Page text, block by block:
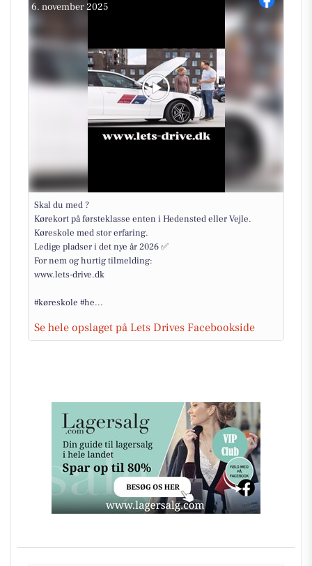
6. november 2025
Skal du med ?
Kørekort på førsteklasse enten i Hedensted eller Vejle.
Køreskole med stor erfaring.
Ledige pladser i det nye år 2026 ✅
For nem og hurtig tilmelding:
www.lets-drive.dk
#køreskole #he...
Se hele opslaget på Lets Drives Facebookside